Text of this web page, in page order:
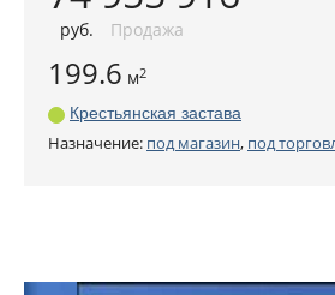
руб. Продажа
199.6 м2
Крестьянская застава
Назначение: под магазин, под